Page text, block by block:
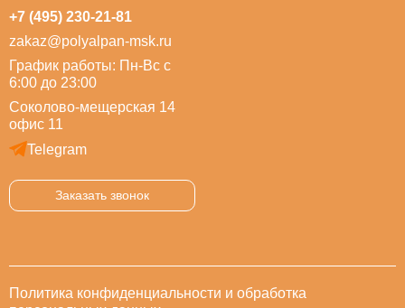
+7 (495) 230-21-81
zakaz@polyalpan-msk.ru
График работы: Пн-Вс с
6:00 до 23:00
Соколово-мещерская 14
офис 11
Telegram
Заказать звонок
Политика конфиденциальности и обработка